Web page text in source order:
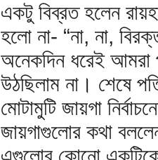
একটু বিব্রত হলেন
হলো না- “না, না,
অনেকদিন ধরেই আমরা
উঠছিলাম না। শেষে
মোটামুটি জায়গা
জায়গাগুলোর কথা